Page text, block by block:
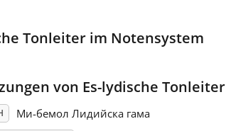
Tonleiter im Notensystem
von Es-lydische Tonleiter
Mи-бемол Лидийска гама